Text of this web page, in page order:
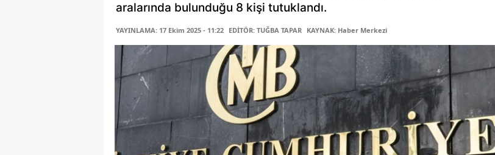
aralarında bulunduğu 8 kişi tutuklandı.
YAYINLAMA: 17 Ekim 2025 - 11:22 EDİTÖR: TUĞBA TAPAR KAYNAK: Haber Merkezi